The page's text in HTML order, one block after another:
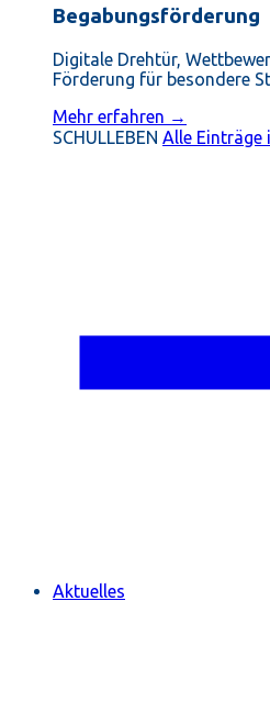
Begabungsförderung
Digitale Drehtür,
Förderung für besondere
Mehr erfahren →
SCHULLEBEN Alle Einträge
Aktuelles